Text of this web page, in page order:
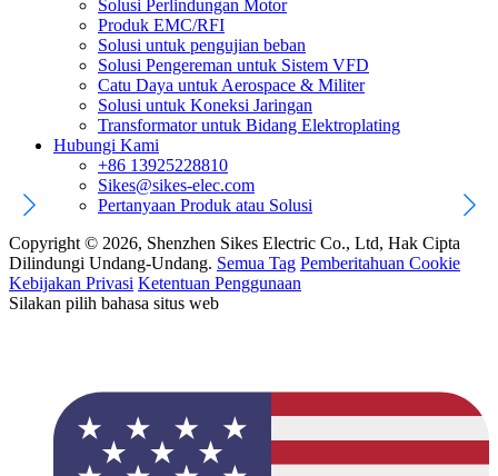
Solusi Perlindungan Motor
Produk EMC/RFI
Solusi untuk pengujian beban
Solusi Pengereman untuk Sistem VFD
Catu Daya untuk Aerospace & Militer
Solusi untuk Koneksi Jaringan
Transformator untuk Bidang Elektroplating
Hubungi Kami
+86 13925228810
Sikes@sikes-elec.com
Pertanyaan Produk atau Solusi
Copyright © 2026, Shenzhen Sikes Electric Co., Ltd, Hak Cipta
Dilindungi Undang-Undang. Semua Tag Pemberitahuan Cookie
Kebijakan Privasi Ketentuan Penggunaan
Silakan pilih bahasa situs web